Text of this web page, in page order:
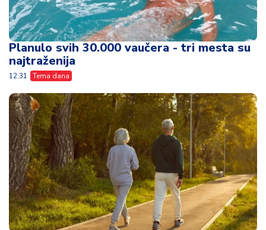
Planulo svih 30.000 vaučera - tri mesta su
najtraženija
12:31 Tema dana